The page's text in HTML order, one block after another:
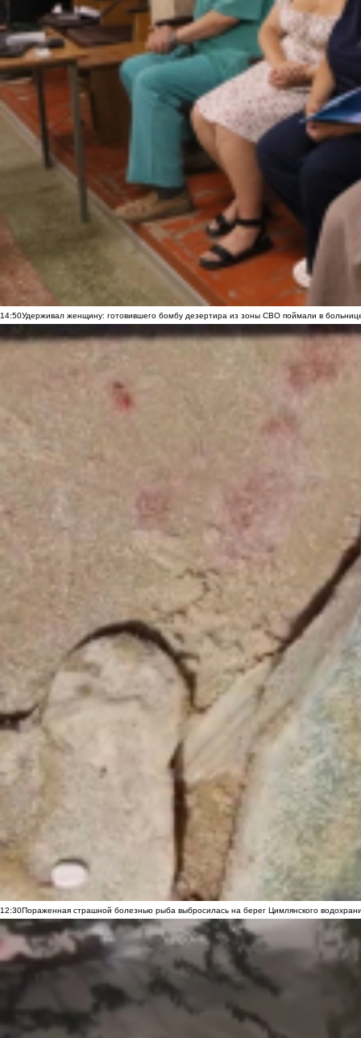
14:50Удерживал женщину: готовившего бомбу дезертира из зоны СВО поймали в
12:30Пораженная страшной болезнью рыба выбросилась на берег Цимлянского